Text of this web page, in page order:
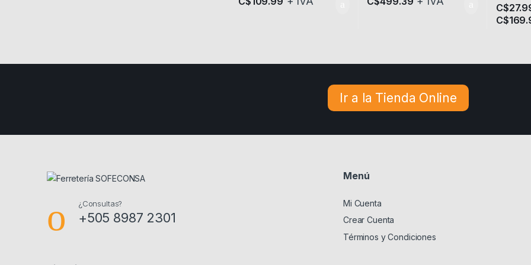
C$
C$
Este
Ir a la Tienda Online
¿Consultas?
+505 8987 2301
Menú
Mi Cuenta
Crear Cuenta
Términos y Condiciones